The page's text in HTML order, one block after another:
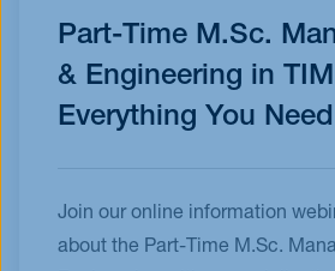
Part-Time M.Sc.
& Engineering in
Everything You
Join our online information
about the Part-Time M.Sc.